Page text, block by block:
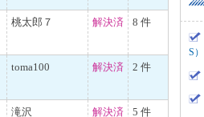
桃太郎７ 解決済 8 件
toma100 解決済 2 件
滝沢 解決済 5 件
S）